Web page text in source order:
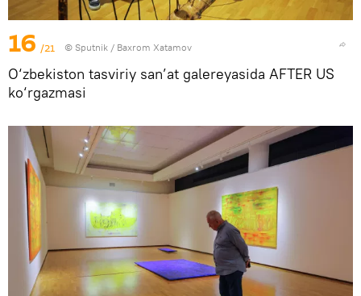
16 /21 © Sputnik / Baxrom Xatamov
O‘zbekiston tasviriy san’at galereyasida AFTER US
ko‘rgazmasi